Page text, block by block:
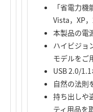
「省電力
Vista，XP
本製品の電
ハイビジョ
モデルをご
USB 2.0/
自然の法則
持ち出しや
ティ用品を